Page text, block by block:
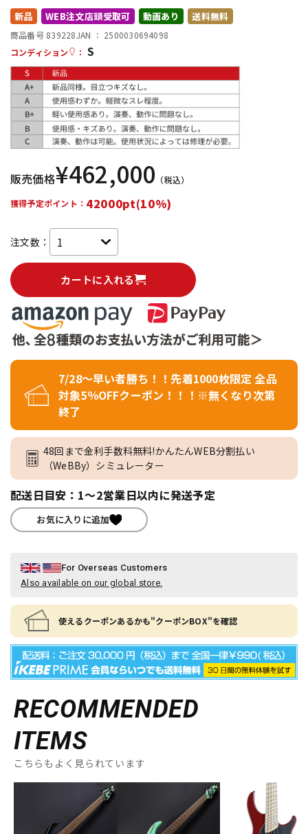
配信/ライブ機器
中古 ヴィンテージ
新品 WEB注文店頭受取可 動画あり 送料無料
商品番号 839228JAN ： 2500030694098
コンディション
： S
販売価格¥462,000 （税込）
獲得予定ポイント： 42000pt(10%)
注文数：
カートに入れる
7/28～早い者勝ち！！先着1000枚限定 全品
対象5％OFFクーポン！！！※無くなり次第
終了
48回まで金利手数料無料!かんたんWEB分割払い
（WeBBy）シミュレーター
配送日目安：1～2営業日以内に発送予定
お気に入りに追加
For Overseas Customers
Also available on our global store.
使えるクーポンあるかも"クーポンBOX"を確認
RECOMMENDED
ITEMS
こちらもよく見られています